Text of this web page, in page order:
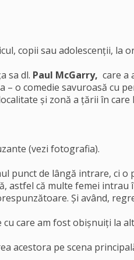
copii sau adolescenții, la
sa dl. Paul McGarry, care a
o comedie savuroasă cu
și zonă a țării în care
(vezi fotografia).
punct de lângă intrare, ci
astfel că multe femei
Și având,
care am fost obișnuiți la
acestora pe scena